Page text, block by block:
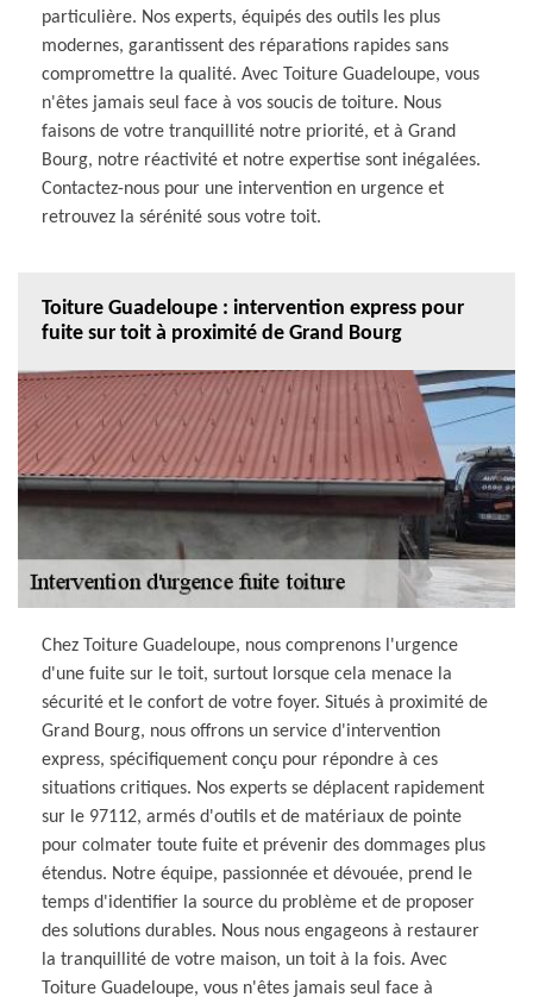
particulière. Nos experts, équipés des outils les plus
modernes, garantissent des réparations rapides sans
compromettre la qualité. Avec Toiture Guadeloupe, vous
n'êtes jamais seul face à vos soucis de toiture. Nous
faisons de votre tranquillité notre priorité, et à Grand
Bourg, notre réactivité et notre expertise sont inégalées.
Contactez-nous pour une intervention en urgence et
retrouvez la sérénité sous votre toit.
Toiture Guadeloupe : intervention express pour
fuite sur toit à proximité de Grand Bourg
Chez Toiture Guadeloupe, nous comprenons l'urgence
d'une fuite sur le toit, surtout lorsque cela menace la
sécurité et le confort de votre foyer. Situés à proximité de
Grand Bourg, nous offrons un service d'intervention
express, spécifiquement conçu pour répondre à ces
situations critiques. Nos experts se déplacent rapidement
sur le 97112, armés d'outils et de matériaux de pointe
pour colmater toute fuite et prévenir des dommages plus
étendus. Notre équipe, passionnée et dévouée, prend le
temps d'identifier la source du problème et de proposer
des solutions durables. Nous nous engageons à restaurer
la tranquillité de votre maison, un toit à la fois. Avec
Toiture Guadeloupe, vous n'êtes jamais seul face à